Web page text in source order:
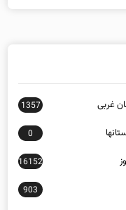
غربی 1357
0
16152
903